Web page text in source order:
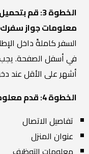
الخطوة 3:
معلومات جواز
السفر كاملةً داخل
في أسفل الصفحة. يجب
أشهر على الأقل عند
الخطوة 4: قدم معلوماتك الشخصية.
تفاصيل الاتصال
عنوان المنزل